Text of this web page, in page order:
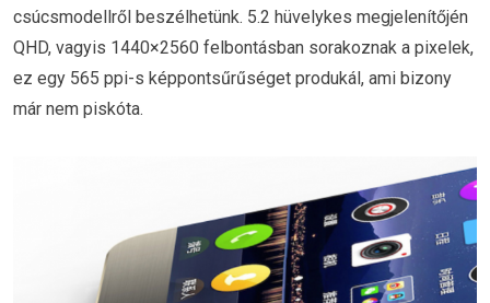
csúcsmodellről beszélhetünk. 5.2 hüvelykes megjelenítőjén
QHD, vagyis 1440×2560 felbontásban sorakoznak a pixelek,
ez egy 565 ppi-s képpontsűrűséget produkál, ami bizony
már nem piskóta.